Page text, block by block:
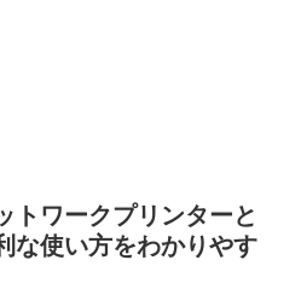
トワークプリンターと
な使い方をわかりやす